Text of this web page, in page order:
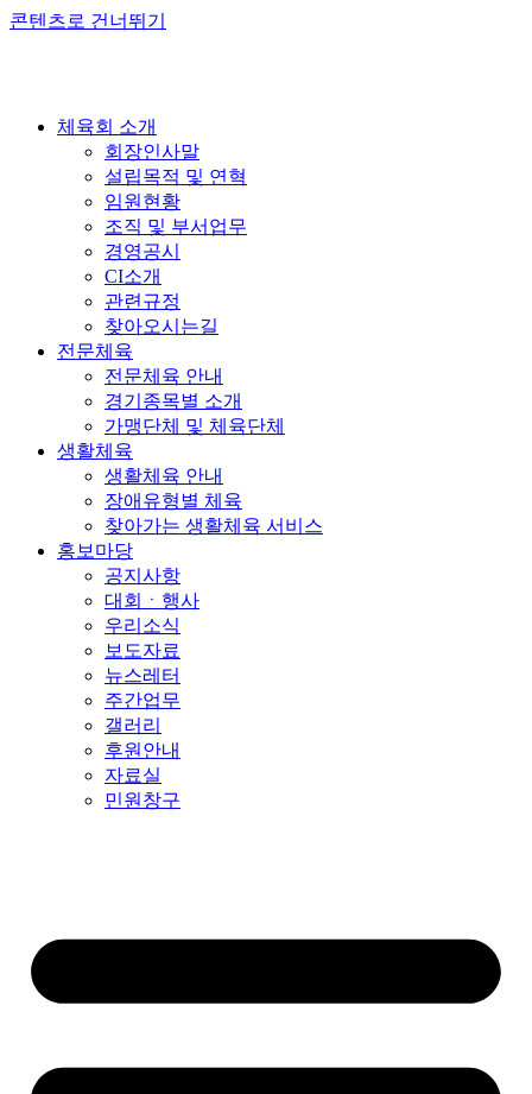
콘텐츠로 건너뛰기
체육회 소개
회장인사말
설립목적 및 연혁
임원현황
조직 및 부서업무
경영공시
CI소개
관련규정
찾아오시는길
전문체육
전문체육 안내
경기종목별 소개
가맹단체 및 체육단체
생활체육
생활체육 안내
장애유형별 체육
찾아가는 생활체육 서비스
홍보마당
공지사항
대회ㆍ행사
우리소식
보도자료
뉴스레터
주간업무
갤러리
후원안내
자료실
민원창구